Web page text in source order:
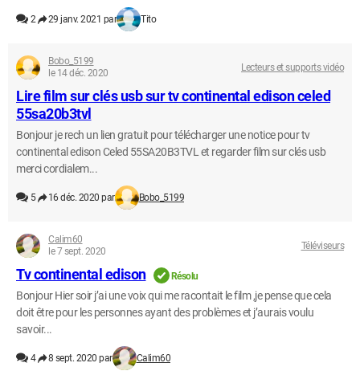
2 29 janv. 2021 par Tito
Bobo_5199
le 14 déc. 2020
Lecteurs et supports vidéo
Lire film sur clés usb sur tv continental edison celed
55sa20b3tvl
Bonjour je rech un lien gratuit pour télécharger une notice pour tv
continental edison Celed 55SA20B3TVL et regarder film sur clés usb
merci cordialem...
5 16 déc. 2020 par Bobo_5199
Calim60
le 7 sept. 2020
Téléviseurs
Tv continental edison Résolu
Bonjour Hier soir j’ai une voix qui me racontait le film ,je pense que cela
doit être pour les personnes ayant des problèmes et j’aurais voulu
savoir...
4 8 sept. 2020 par Calim60